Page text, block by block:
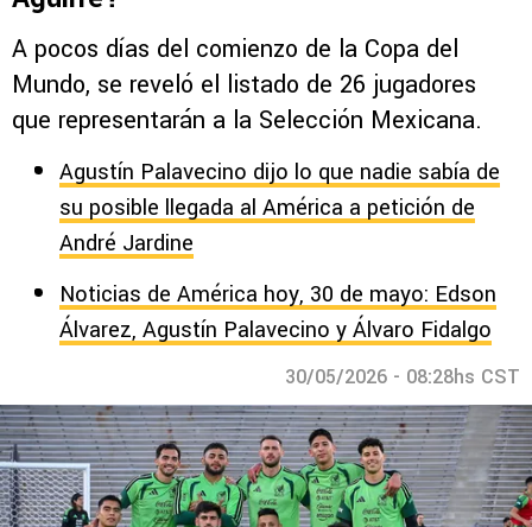
A pocos días del comienzo de la Copa del
Mundo, se reveló el listado de 26 jugadores
que representarán a la Selección Mexicana.
Agustín Palavecino dijo lo que nadie sabía de
su posible llegada al América a petición de
André Jardine
Noticias de América hoy, 30 de mayo: Edson
Álvarez, Agustín Palavecino y Álvaro Fidalgo
30/05/2026 - 08:28hs CST